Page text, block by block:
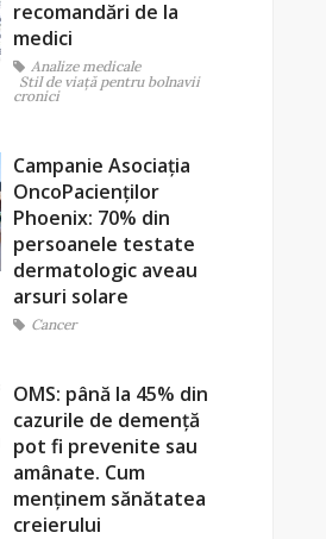
recomandări de la
medici
Analize medicale
Stil de viaţă pentru bolnavii
cronici
Campanie Asociația
OncoPacienților
Phoenix: 70% din
persoanele testate
dermatologic aveau
arsuri solare
Cancer
OMS: până la 45% din
cazurile de demență
pot fi prevenite sau
amânate. Cum
menținem sănătatea
creierului